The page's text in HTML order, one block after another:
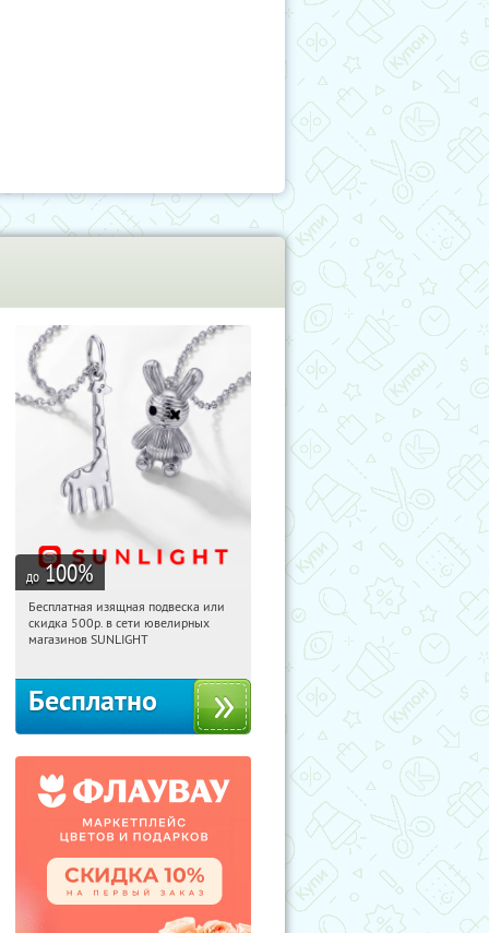
до 100%
22:01:14 Получили:
Россия
Бесплатная изящная подвеска или
скидка 500р. в сети ювелирных
магазинов SUNLIGHT
Бесплатно